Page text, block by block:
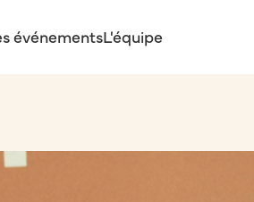
événementsL'équipe